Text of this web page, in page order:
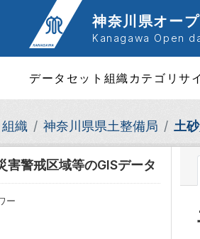
神奈川県オー
Kanagawa Open
データセット 組織 カテゴリサ
組織 神奈川県県土整備局 土
害警戒区域等のGISデータ
ー